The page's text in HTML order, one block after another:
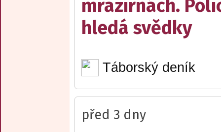
mrazírnách.
hledá svědky
Táborský deník
před 3 dny